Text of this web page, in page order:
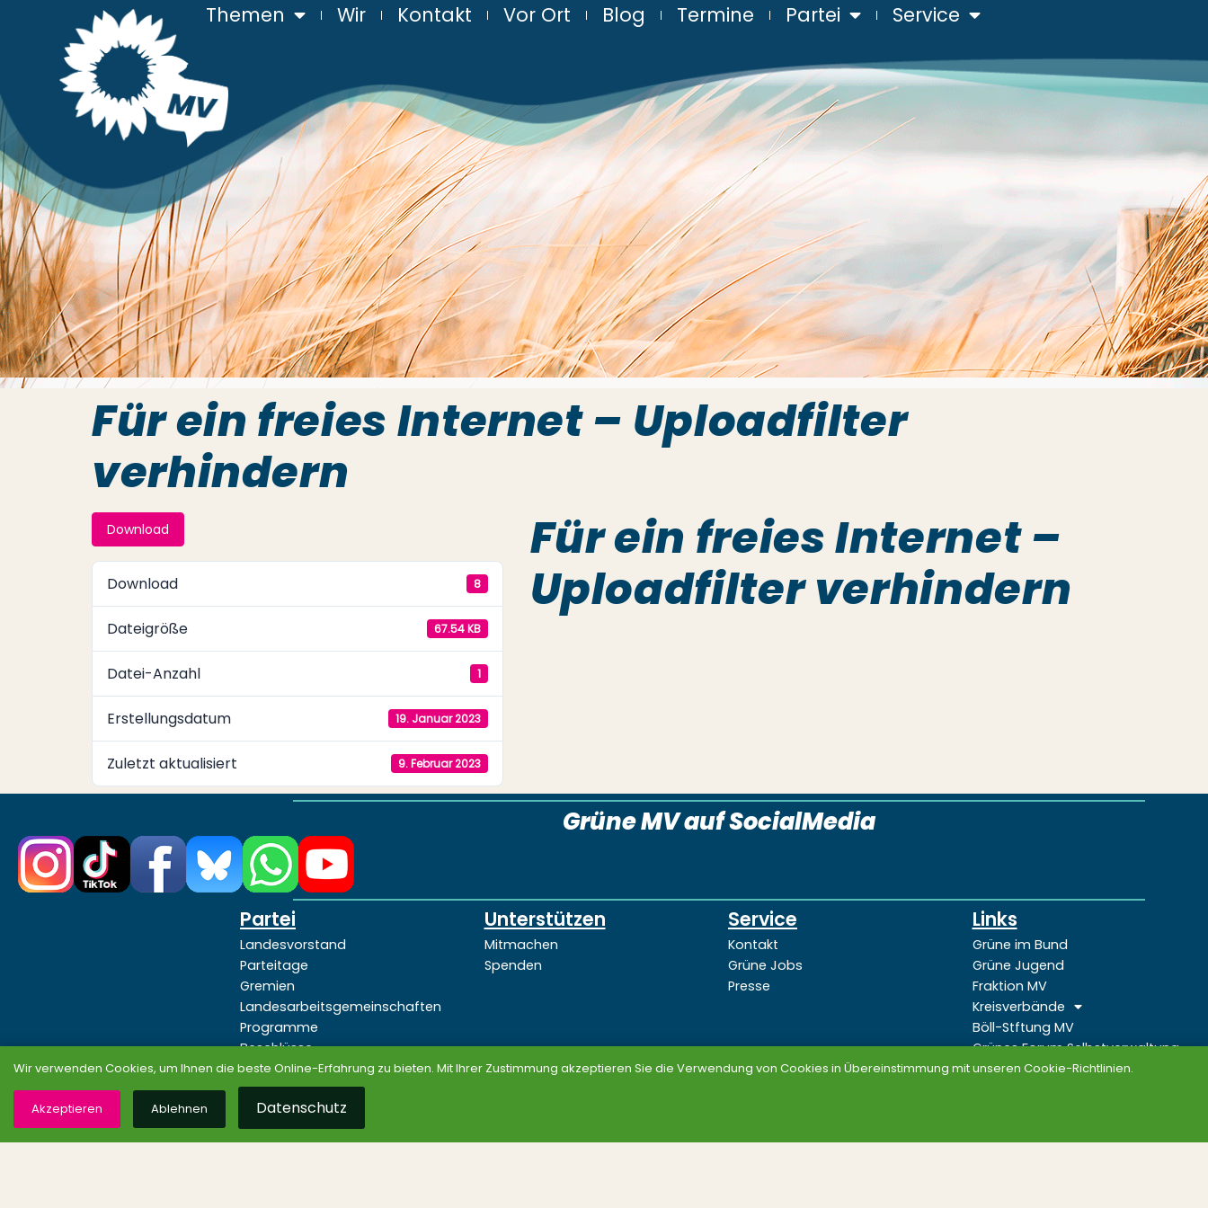
Themen Wir Kontakt Vor Ort Blog Termine Partei Service
Für ein freies Internet – Uploadfilter
verhindern
Download
Download 8
Dateigröße 67.54 KB
Datei-Anzahl 1
Erstellungsdatum 19. Januar 2023
Zuletzt aktualisiert 9. Februar 2023
Für ein freies Internet –
Uploadfilter verhindern
Grüne MV auf SocialMedia
Partei
Landesvorstand
Parteitage
Gremien
Landesarbeitsgemeinschaften
Programme
Beschlüsse
Unterstützen
Mitmachen
Spenden
Service
Kontakt
Grüne Jobs
Presse
Links
Grüne im Bund
Grüne Jugend
Fraktion MV
Kreisverbände
Böll-Stftung MV
Grünes Forum Selbstverwaltung
Grünes Netz
Wir verwenden Cookies, um Ihnen die beste Online-Erfahrung zu bieten. Mit Ihrer Zustimmung akzeptieren Sie die Verwendung von Cookies in Übereinstimmung mit unseren Cookie-Richtlinien.
Akzeptieren Ablehnen Datenschutz